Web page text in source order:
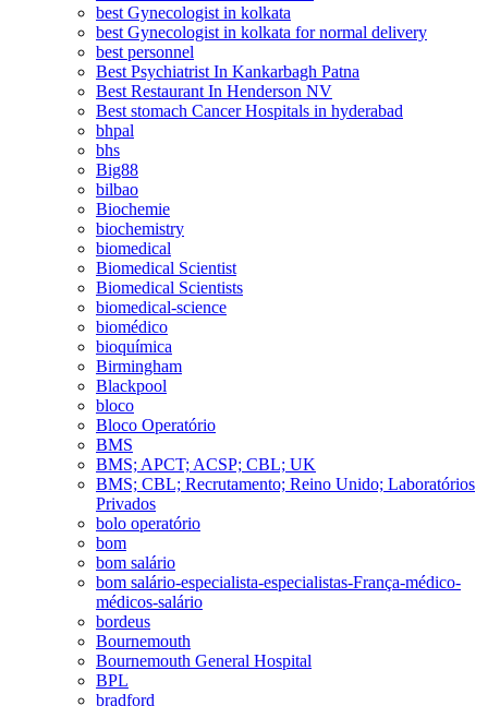
best Gynecologist in kolkata
best Gynecologist in kolkata for normal delivery
best personnel
Best Psychiatrist In Kankarbagh Patna
Best Restaurant In Henderson NV
Best stomach Cancer Hospitals in hyderabad
bhpal
bhs
Big88
bilbao
Biochemie
biochemistry
biomedical
Biomedical Scientist
Biomedical Scientists
biomedical-science
biomédico
bioquímica
Birmingham
Blackpool
bloco
Bloco Operatório
BMS
BMS; APCT; ACSP; CBL; UK
BMS; CBL; Recrutamento; Reino Unido; Laboratórios
Privados
bolo operatório
bom
bom salário
bom salário-especialista-especialistas-França-médico-
médicos-salário
bordeus
Bournemouth
Bournemouth General Hospital
BPL
bradford